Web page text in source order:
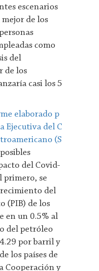
escenarios
mejor de los
como
del
de los
casi los 5
elaborado p
Ejecutiva del C
(S
del Covid-
primero, se
del
(PIB) de los
en un 0.5% al
del petróleo
por barril y
los países de
Cooperación y